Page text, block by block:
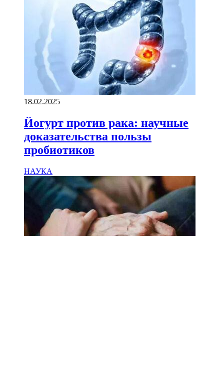
18.02.2025
Йогурт против рака: научные
доказательства пользы
пробиотиков
НАУКА